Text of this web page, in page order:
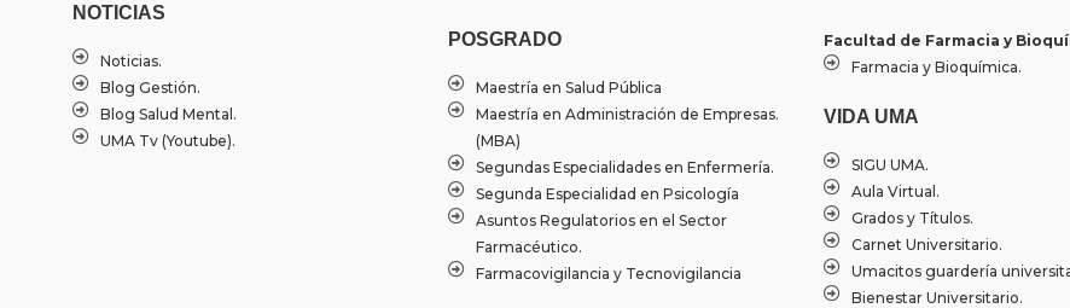
NOTICIAS
Noticias.
Blog Gestión.
Blog Salud Mental.
UMA Tv (Youtube).
POSGRADO
Maestría en Salud Pública
Maestría en Administración de Empresas.
(MBA)
Segundas Especialidades en Enfermería.
Segunda Especialidad en Psicología
Asuntos Regulatorios en el Sector
Farmacéutico.
Farmacovigilancia y Tecnovigilancia
Facultad de Farmacia y
Farmacia y Bioquímica.
VIDA UMA
SIGU UMA.
Aula Virtual.
Grados y Títulos.
Carnet Universitario.
Umacitos guardería
Bienestar Universitario.